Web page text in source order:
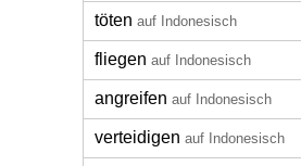
töten auf Indonesisch
fliegen auf Indonesisch
angreifen auf Indonesisch
verteidigen auf Indonesisch